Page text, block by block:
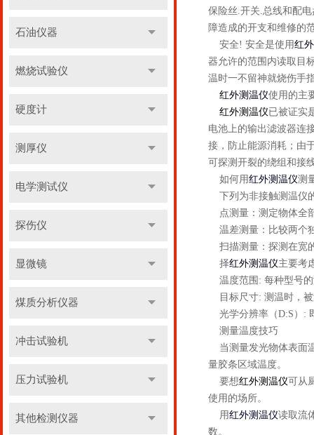
石油仪器
燃烧试验仪
硬度计
测厚仪
电学测试仪
探伤仪
显微镜
煤质分析仪器
冲击试验机
压力试验机
其他检测仪器
保险丝.开关.总线和配
障造成的开支和维修的
安全! 安全是使用红
器允许的范围内读取目
温时一不留神就烧伤手
红外测温仪使用的主
红外测温仪已被证实
电池上的输出滤波器连
接，防止能源消耗；由
可探测开裂的绕组和接
如何用红外测温仪测
下列为非接触测温仪
点测量：测定物体全
温差测量：比较两个
扫描测量：探测在宽
择红外测温仪主要考
温度范围: 每种型号的
目标尺寸: 测温时，被
光学分辨率（D:S）:
测量温度技巧
当测量发光物体表面
量胶条区域温度。
要想红外测温仪可从
使用的场所。
用红外测温仪读取流
数。